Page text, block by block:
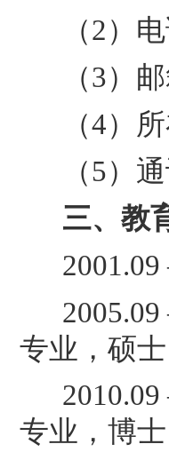
（2）
（3）
（4）
（5）
三、教
专业，硕士
专业，博士